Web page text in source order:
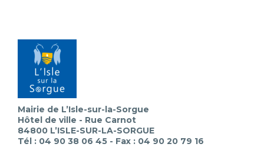
Mairie de L’Isle-sur-la-Sorgue
Hôtel de ville - Rue Carnot
84800 L’ISLE-SUR-LA-SORGUE
Tél : 04 90 38 06 45 - Fax : 04 90 20 79 16